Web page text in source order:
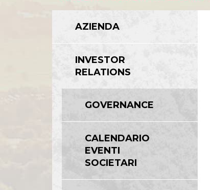
AZIENDA
INVESTOR
RELATIONS
GOVERNANCE
CALENDARIO
EVENTI
SOCIETARI